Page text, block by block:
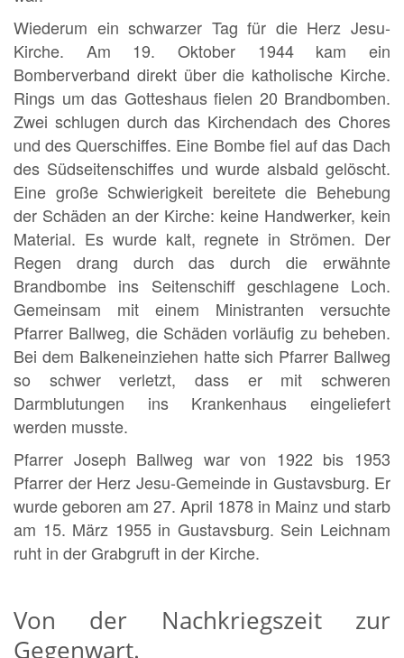
Wiederum ein schwarzer Tag für die Herz Jesu-
Kirche. Am 19. Oktober 1944 kam ein
Bomberverband direkt über die katholische Kirche.
Rings um das Gotteshaus fielen 20 Brandbomben.
Zwei schlugen durch das Kirchendach des Chores
und des Querschiffes. Eine Bombe fiel auf das Dach
des Südseitenschiffes und wurde alsbald gelöscht.
Eine große Schwierigkeit bereitete die Behebung
der Schäden an der Kirche: keine Handwerker, kein
Material. Es wurde kalt, regnete in Strömen. Der
Regen drang durch das durch die erwähnte
Brandbombe ins Seitenschiff geschlagene Loch.
Gemeinsam mit einem Ministranten versuchte
Pfarrer Ballweg, die Schäden vorläufig zu beheben.
Bei dem Balkeneinziehen hatte sich Pfarrer Ballweg
so schwer verletzt, dass er mit schweren
Darmblutungen ins Krankenhaus eingeliefert
werden musste.
Pfarrer Joseph Ballweg war von 1922 bis 1953
Pfarrer der Herz Jesu-Gemeinde in Gustavsburg. Er
wurde geboren am 27. April 1878 in Mainz und starb
am 15. März 1955 in Gustavsburg. Sein Leichnam
ruht in der Grabgruft in der Kirche.
Von der Nachkriegszeit zur
Gegenwart.